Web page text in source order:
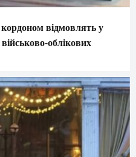
відмовлять у
облікових